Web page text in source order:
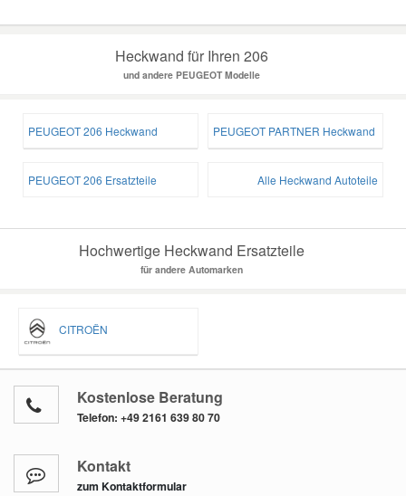
Heckwand für Ihren 206
und andere PEUGEOT Modelle
PEUGEOT 206 Heckwand PEUGEOT PARTNER Heckwand
PEUGEOT 206 Ersatzteile Alle Heckwand Autoteile
Hochwertige Heckwand Ersatzteile
für andere Automarken
CITROËN
Kostenlose Beratung
Telefon: +49 2161 639 80 70
Kontakt
zum Kontaktformular